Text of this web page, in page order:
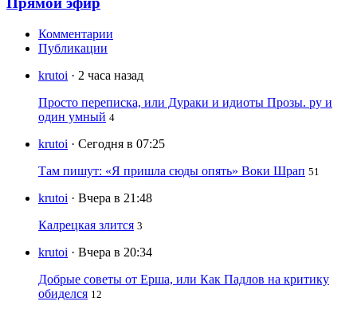
Комментарии
Публикации
krutoi · 2 часа назад
Просто переписка, или Дураки и идиоты Прозы. ру и
один умный 4
krutoi · Сегодня в 07:25
Там пишут: «Я пришла сюды опять» Воки Шрап 51
krutoi · Вчера в 21:48
Калрецкая злится 3
krutoi · Вчера в 20:34
Добрые советы от Ерша, или Как Падлов на критику
обиделся 12